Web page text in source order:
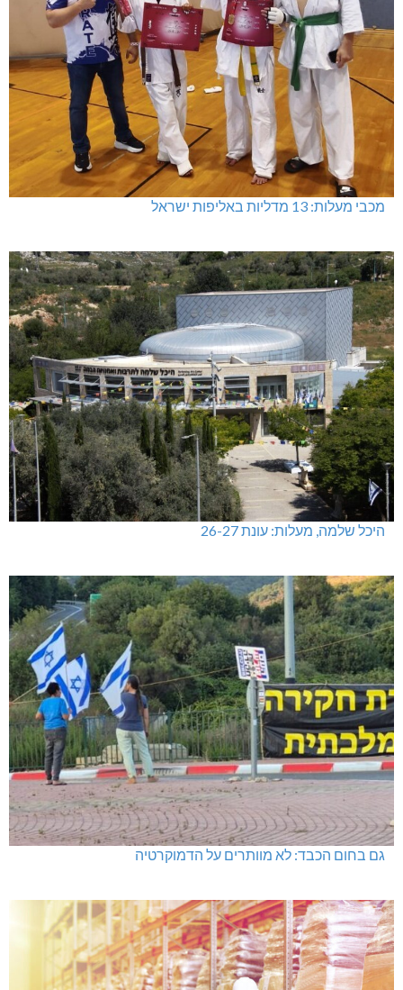
מכבי מעלות: 13 מדליות באליפות ישראל
היכל שלמה, מעלות: עונת 26-27
גם בחום הכבד: לא מוותרים על הדמוקרטיה